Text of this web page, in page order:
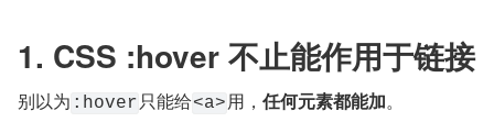
1. CSS :hover 不止能作用于链接
别以为 :hover 只能给<a>用， 任何元素都能加。